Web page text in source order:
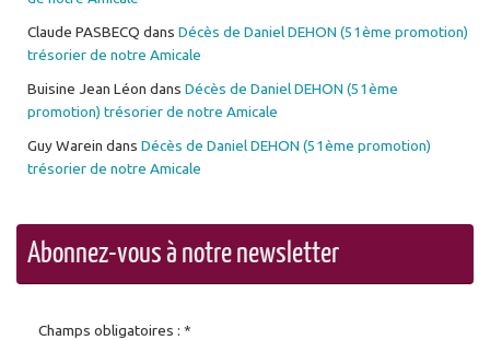
Claude PASBECQ dans Décès de Daniel DEHON (51ème promotion)
trésorier de notre Amicale
Buisine Jean Léon dans Décès de Daniel DEHON (51ème
promotion) trésorier de notre Amicale
Guy Warein dans Décès de Daniel DEHON (51ème promotion)
trésorier de notre Amicale
Abonnez-vous à notre newsletter
Champs obligatoires : *